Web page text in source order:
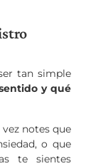
tan simple
y qué
notes que
o que
te sientes